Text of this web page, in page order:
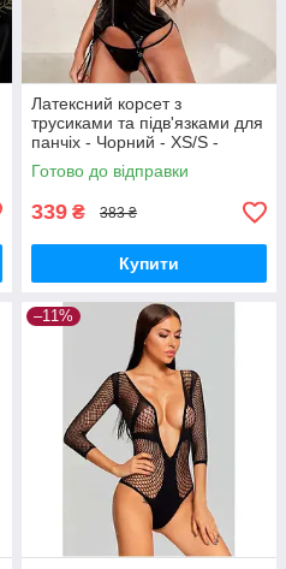
Латексний корсет з
трусиками та підв'язками для
панчіх - Чорний - XS/S -
Еротична білизна
Готово до відправки
339 ₴ 383 ₴
Купити
–11%